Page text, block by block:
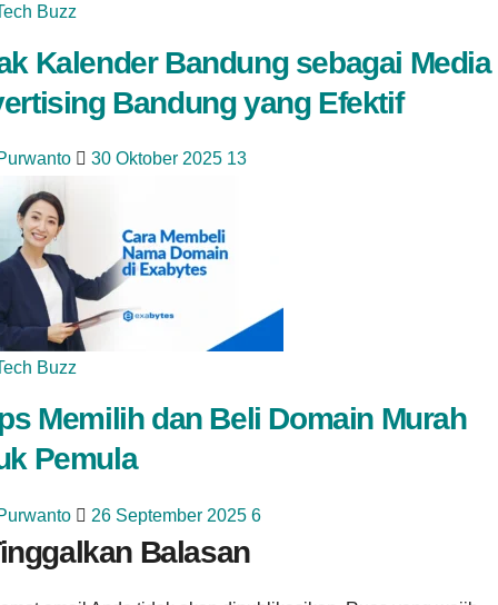
Buzz
Kalender Bandung sebagai Media
Bandung yang Efektif
30 Oktober 2025 13
Buzz
Memilih dan Beli Domain Murah
Pemula
26 September 2025 6
Balasan